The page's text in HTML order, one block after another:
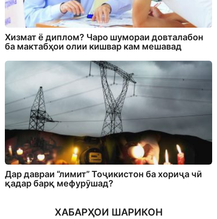
Хизмат ё диплом? Чаро шумораи довталабон
ба мактабҳои олии кишвар кам мешавад
Дар давраи “лимит” Тоҷикистон ба хориҷа чӣ
қадар барқ мефурӯшад?
ХАБАРҲОИ ШАРИКОН